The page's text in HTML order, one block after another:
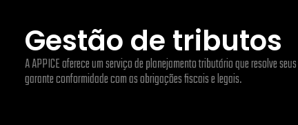
Gestão de tributos
A APPICE oferece um serviço de planejamento tributário que resolve
garante conformidade com as obrigações fiscais e legais.